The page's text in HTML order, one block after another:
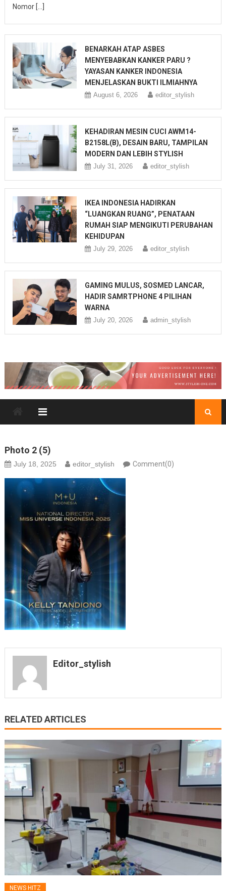
Nomor […]
BENARKAH ATAP ASBES
MENYEBABKAN KANKER PARU ?
YAYASAN KANKER INDONESIA
MENJELASKAN BUKTI ILMIAHNYA
August 6, 2026 editor_stylish
KEHADIRAN MESIN CUCI AWM14-
B2158L(B), DESAIN BARU, TAMPILAN
MODERN DAN LEBIH STYLISH
July 31, 2026 editor_stylish
IKEA INDONESIA HADIRKAN
“LUANGKAN RUANG”, PENATAAN
RUMAH SIAP MENGIKUTI PERUBAHAN
KEHIDUPAN
July 29, 2026 editor_stylish
GAMING MULUS, SOSMED LANCAR,
HADIR SAMRTPHONE 4 PILIHAN
WARNA
July 20, 2026 admin_stylish
Photo 2 (5)
July 18, 2025 editor_stylish Comment(0)
Editor_stylish
RELATED ARTICLES
NEWS HITZ